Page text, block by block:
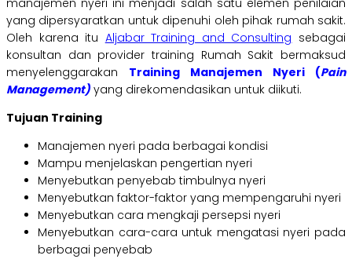
manajemen nyeri ini menjadi salah satu elemen penilaian
yang dipersyaratkan untuk dipenuhi oleh pihak rumah sakit.
Oleh karena itu Aljabar Training and Consulting sebagai
konsultan dan provider training Rumah Sakit bermaksud
menyelenggarakan
Training Manajemen Nyeri (Pain
Management) yang direkomendasikan untuk diikuti.
Tujuan Training
Manajemen nyeri pada berbagai kondisi
Mampu menjelaskan pengertian nyeri
Menyebutkan penyebab timbulnya nyeri
Menyebutkan faktor-faktor yang mempengaruhi nyeri
Menyebutkan cara mengkaji persepsi nyeri
Menyebutkan cara-cara untuk mengatasi nyeri pada
berbagai penyebab